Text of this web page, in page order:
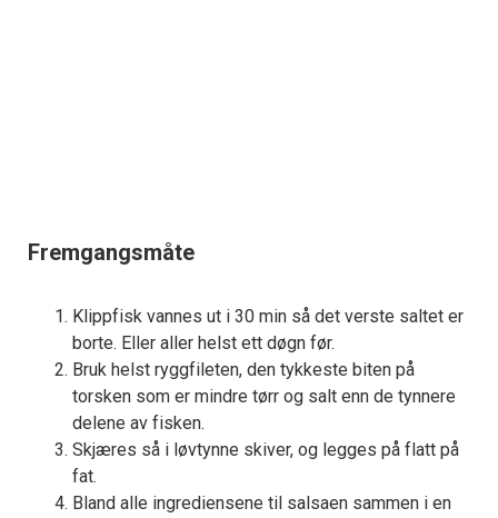
Fremgangsmåte
Klippfisk vannes ut i 30 min så det verste saltet er
borte. Eller aller helst ett døgn før.
Bruk helst ryggfileten, den tykkeste biten på
torsken som er mindre tørr og salt enn de tynnere
delene av fisken.
Skjæres så i løvtynne skiver, og legges på flatt på
fat.
Bland alle ingrediensene til salsaen sammen i en